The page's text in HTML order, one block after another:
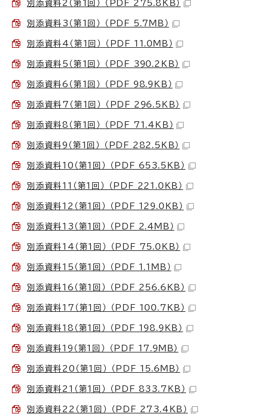
別添資料2（第1回） （PDF 275.8KB）
別添資料3（第1回） （PDF 5.7MB）
別添資料4（第1回） （PDF 11.0MB）
別添資料5（第1回） （PDF 390.2KB）
別添資料6（第1回） （PDF 98.9KB）
別添資料7（第1回） （PDF 296.5KB）
別添資料8（第1回） （PDF 71.4KB）
別添資料9（第1回） （PDF 282.5KB）
別添資料10（第1回） （PDF 653.5KB）
別添資料11（第1回） （PDF 221.0KB）
別添資料12（第1回） （PDF 129.0KB）
別添資料13（第1回） （PDF 2.4MB）
別添資料14（第1回） （PDF 75.0KB）
別添資料15（第1回） （PDF 1.1MB）
別添資料16（第1回） （PDF 256.6KB）
別添資料17（第1回） （PDF 100.7KB）
別添資料18（第1回） （PDF 198.9KB）
別添資料19（第1回） （PDF 17.9MB）
別添資料20（第1回） （PDF 15.6MB）
別添資料21（第1回） （PDF 833.7KB）
別添資料22（第1回） （PDF 273.4KB）